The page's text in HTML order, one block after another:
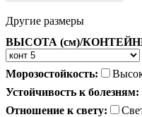
Другие размеры
ВЫСОТА (см)/
Морозостойкость:
Устойчивость к болезням:
Отношение к свету: